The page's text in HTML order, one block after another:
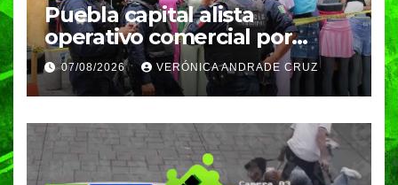
Puebla capital alista
operativo comercial por
fiestas patrias y regreso a
clases
07/08/2026 VERÓNICA ANDRADE CRUZ